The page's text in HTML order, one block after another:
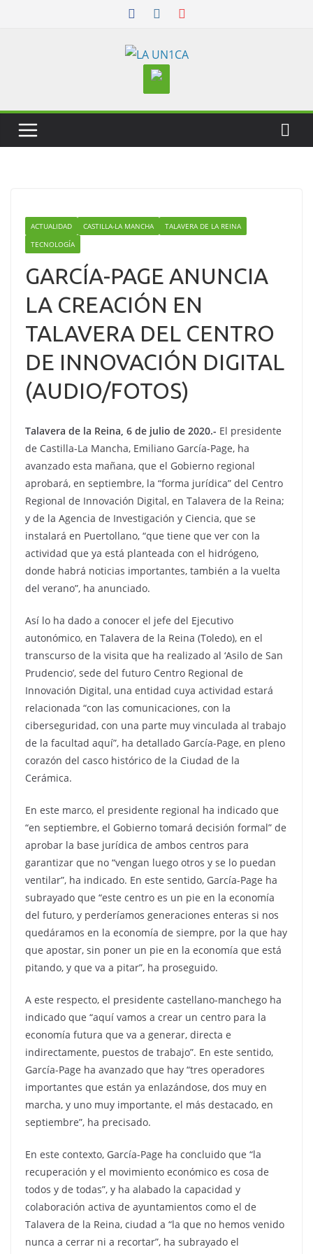
ACTUALIDAD CASTILLA-LA MANCHA
TALAVERA DE LA REINA
TECNOLOGÍA
GARCÍA-PAGE ANUNCIA
LA CREACIÓN EN
TALAVERA DEL CENTRO
DE INNOVACIÓN DIGITAL
(AUDIO/FOTOS)
Talavera de la Reina, 6 de julio de 2020.- El presidente
de Castilla-La Mancha, Emiliano García-Page, ha
avanzado esta mañana, que el Gobierno regional
aprobará, en septiembre, la “forma jurídica” del Centro
Regional de Innovación Digital, en Talavera de la Reina;
y de la Agencia de Investigación y Ciencia, que se
instalará en Puertollano, “que tiene que ver con la
actividad que ya está planteada con el hidrógeno,
donde habrá noticias importantes, también a la vuelta
del verano”, ha anunciado.
Así lo ha dado a conocer el jefe del Ejecutivo
autonómico, en Talavera de la Reina (Toledo), en el
transcurso de la visita que ha realizado al ‘Asilo de San
Prudencio’, sede del futuro Centro Regional de
Innovación Digital, una entidad cuya actividad estará
relacionada “con las comunicaciones, con la
ciberseguridad, con una parte muy vinculada al trabajo
de la facultad aquí”, ha detallado García-Page, en pleno
corazón del casco histórico de la Ciudad de la
Cerámica.
En este marco, el presidente regional ha indicado que
“en septiembre, el Gobierno tomará decisión formal” de
aprobar la base jurídica de ambos centros para
garantizar que no “vengan luego otros y se lo puedan
ventilar”, ha indicado. En este sentido, García-Page ha
subrayado que “este centro es un pie en la economía
del futuro, y perderíamos generaciones enteras si nos
quedáramos en la economía de siempre, por la que hay
que apostar, sin poner un pie en la economía que está
pitando, y que va a pitar”, ha proseguido.
A este respecto, el presidente castellano-manchego ha
indicado que “aquí vamos a crear un centro para la
economía futura que va a generar, directa e
indirectamente, puestos de trabajo”. En este sentido,
García-Page ha avanzado que hay “tres operadores
importantes que están ya enlazándose, dos muy en
marcha, y uno muy importante, el más destacado, en
septiembre”, ha precisado.
En este contexto, García-Page ha concluido que “la
recuperación y el movimiento económico es cosa de
todos y de todas”, y ha alabado la capacidad y
colaboración activa de ayuntamientos como el de
Talavera de la Reina, ciudad a “la que no hemos venido
nunca a cerrar ni a recortar”, ha subrayado el